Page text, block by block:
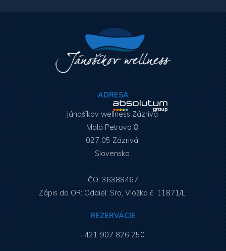
ADRESA
Jánošíkov wellness Zázrivá
Malá Petrová 8
027 05 Zázrivá
Slovensko
IČO: 36388467
Zápis do OR: Oddiel: Sro, Vložka č. 11871/L
REZERVÁCIE
+421 907 826 250